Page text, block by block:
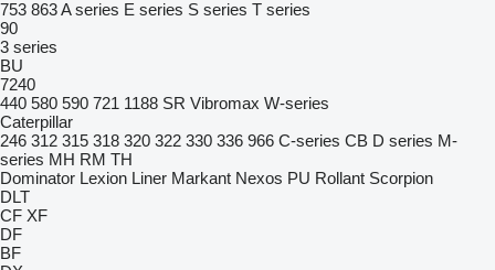
753 863A series E series S series T series
90
3 series
BU
7240
440 580 590 721 1188 SR Vibromax W-series
Caterpillar
246 312 315 318 320 322 330 336 966 C-series CB D series M-
series MH RM TH
Dominator Lexion Liner Markant Nexos PU Rollant Scorpion
DLT
CF XF
DF
BF